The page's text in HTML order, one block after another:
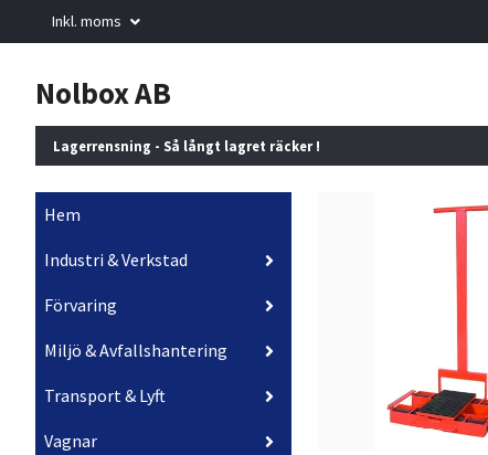
Inkl. moms
Nolbox AB
Lagerrensning - Så långt lagret räcker !
Hem
Industri & Verkstad
Förvaring
Miljö & Avfallshantering
Transport & Lyft
Vagnar